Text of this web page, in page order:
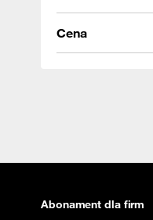
Cena
Abonament dla firm